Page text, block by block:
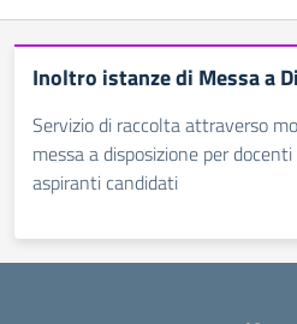
Inoltro istanze di Messa a
Servizio di raccolta attraverso
messa a disposizione per
aspiranti candidati